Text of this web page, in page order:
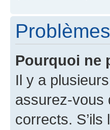
Pourquoi ne
Il y a
assurez-vous
corrects.